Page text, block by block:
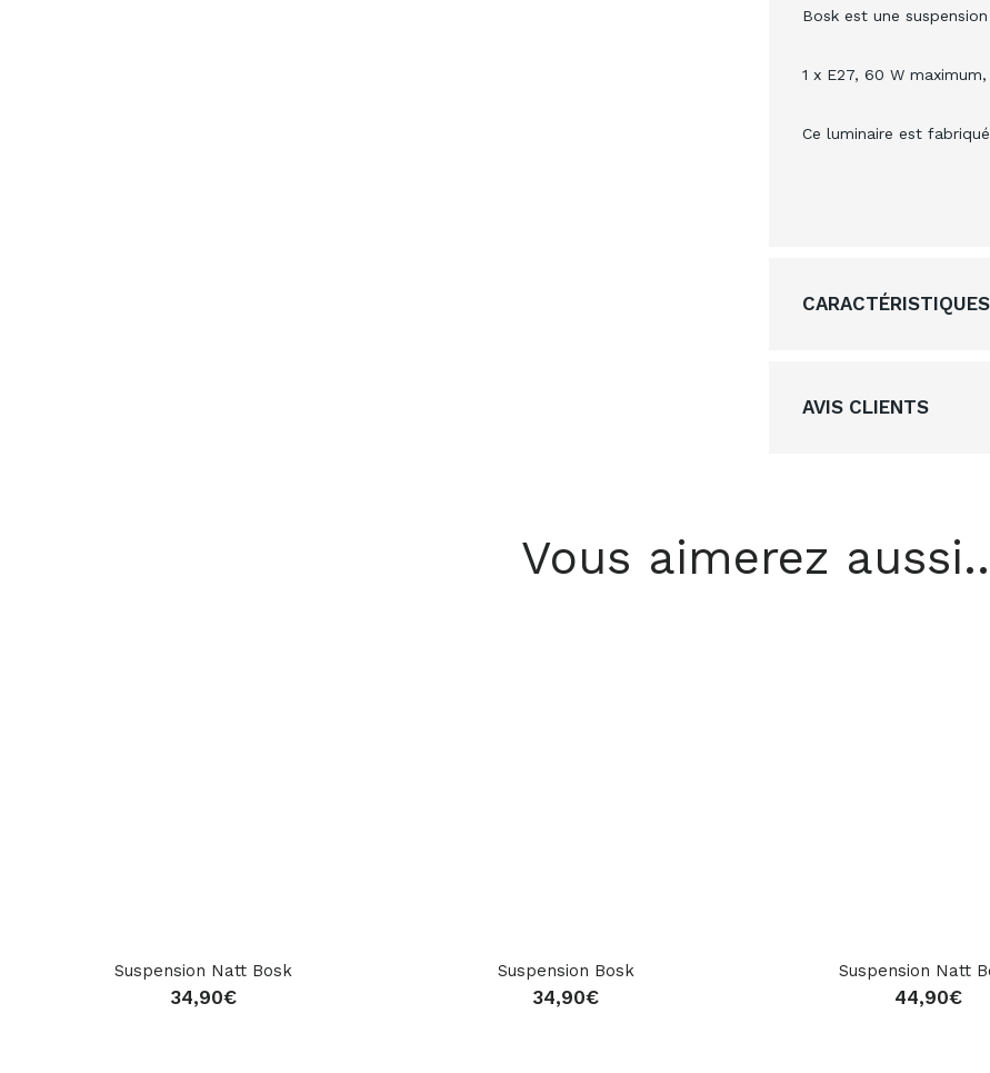
Bosk est une
1 x E27, 60 W
Ce luminaire est
CARACTÉRISTIQUES
AVIS CLIENTS
Vous aimerez aussi..
Suspension Natt Bosk
34,90€
Suspension Bosk
34,90€
Suspension Natt
44,90€